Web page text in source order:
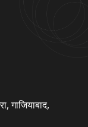
गाजियाबाद,